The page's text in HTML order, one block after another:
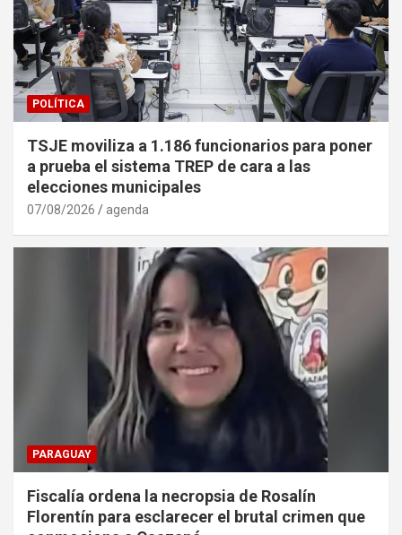
POLÍTICA
TSJE moviliza a 1.186 funcionarios para poner
a prueba el sistema TREP de cara a las
elecciones municipales
07/08/2026 agenda
PARAGUAY
Fiscalía ordena la necropsia de Rosalín
Florentín para esclarecer el brutal crimen que